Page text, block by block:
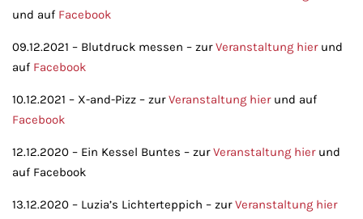
und auf Facebook
09.12.2021 – Blutdruck messen – zurVeranstaltung hierund
auf Facebook
10.12.2021 – X-and-Pizz – zurVeranstaltung hierund auf
Facebook
12.12.2020 – Ein Kessel Buntes – zurVeranstaltung hierund
auf Facebook
13.12.2020 – Luzia’s Lichterteppich – zurVeranstaltung hier